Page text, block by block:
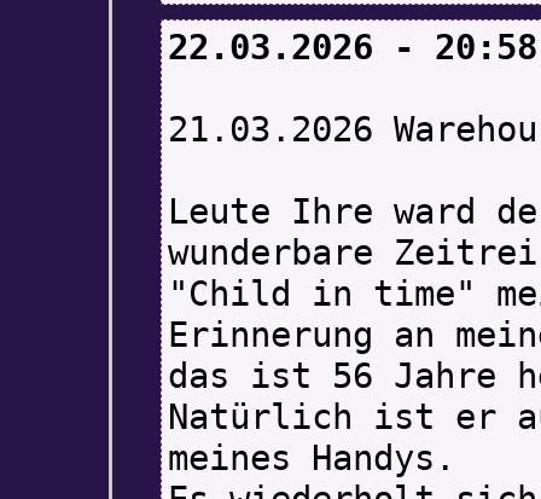
22.03.2026 - 20:58
21.03.2026
Leute Ihre ward
wunderbare
"Child in time"
Erinnerung an
das ist 56 Jahre
Natürlich ist er
meines Handys.